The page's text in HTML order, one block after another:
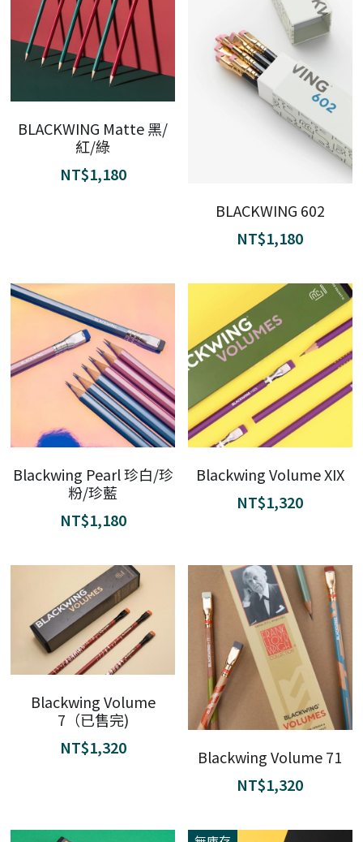
BLACKWING Matte 黑/
紅/綠
NT$1,180
BLACKWING 602
NT$1,180
Blackwing Pearl 珍白/珍
粉/珍藍
NT$1,180
Blackwing Volume XIX
NT$1,320
Blackwing Volume
7（已售完)
NT$1,320
Blackwing Volume 71
NT$1,320